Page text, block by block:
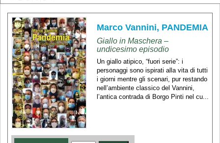
Marco Vannini, PANDEMIA
Giallo in Maschera –
undicesimo episodio
Un giallo atipico, “fuori serie”: i
personaggi sono ispirati alla vita di tutti
i giorni mentre gli scenari, pur restando
nell’ambiente classico del Vannini,
l’antica contrada di Borgo Pinti nel cu...